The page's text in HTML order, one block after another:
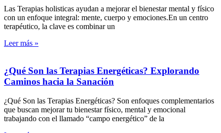
Las Terapias holisticas ayudan a mejorar el bienestar mental y físico
con un enfoque integral: mente, cuerpo y emociones.​En un centro
terapéutico, la clave es combinar un
Leer más »
¿Qué Son las Terapias Energéticas? Explorando
Caminos hacia la Sanación
¿Qué Son las Terapias Energéticas? Son enfoques complementarios
que buscan mejorar tu bienestar físico, mental y emocional
trabajando con el llamado “campo energético” de la